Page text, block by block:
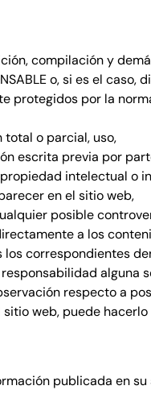
compilación y
o, si es el
protegidos por la
o parcial, uso,
previa por
intelectual o
en el sitio web,
posible
a los
los correspondientes
alguna
respecto a
web, puede
publicada en